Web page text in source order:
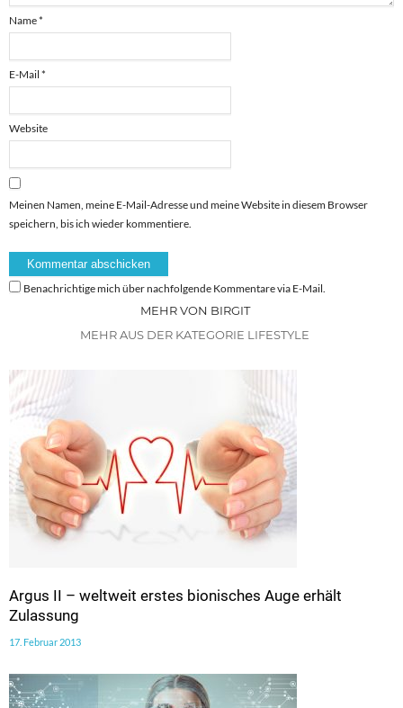
Name*
E-Mail *
Website
Meinen Namen, meine E-Mail-Adresse und meine Website in diesem Browser
speichern, bis ich wieder kommentiere.
Benachrichtige mich über nachfolgende Kommentare via E-Mail.
MEHR VON BIRGIT
MEHR AUS DER KATEGORIE LIFESTYLE
Argus II – weltweit erstes bionisches Auge erhält
Zulassung
17. Februar 2013